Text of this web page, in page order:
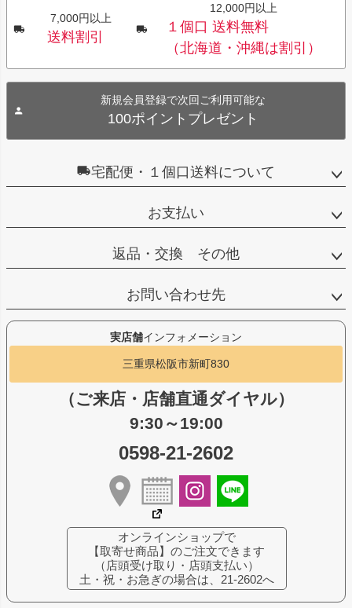
7,000円以上
送料割引
12,000円以上
１個口 送料無料
（北海道・沖縄は割引）
新規会員登録で次回ご利用可能な
100ポイントプレゼント
宅配便・１個口送料について
お支払い
返品・交換 その他
お問い合わせ先
実店舗インフォメーション
三重県松阪市新町830
（ご来店・店舗直通ダイヤル）
9:30～19:00
0598-21-2602
オンラインショップで
【取寄せ商品】のご注文できます
（店頭受け取り・店頭支払い）
土・祝・お急ぎの場合は、21-2602へ